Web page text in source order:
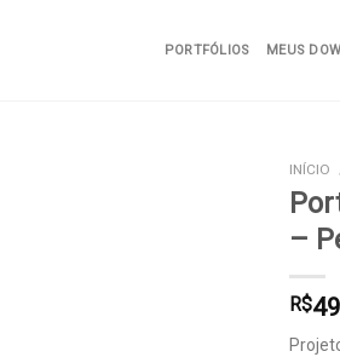
PORTFÓLIOS MEUS
INÍCIO
–
R$